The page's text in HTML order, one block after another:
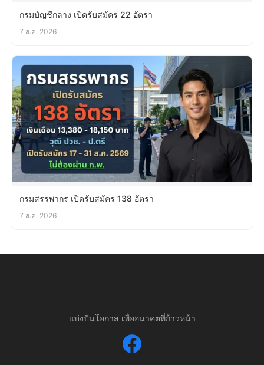
กรมบัญชีกลาง เปิดรับสมัคร 22 อัตรา
7 ส.ค. 2026
กรมสรรพากร เปิดรับสมัคร 138 อัตรา
7 ส.ค. 2026
แบ่งปันโอกาส เพื่ออนาคตที่ก้าวหน้า